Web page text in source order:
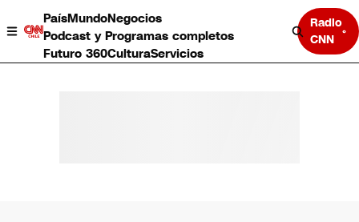
PaísMundoNegocios
Podcast y Programas completos
Futuro 360CulturaServicios
Radio
CNN